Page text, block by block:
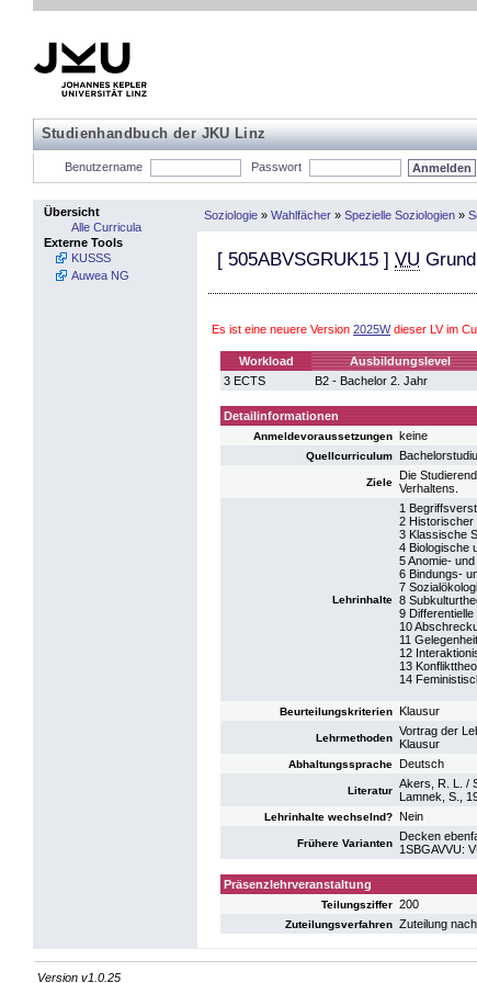
Studienhandbuch der JKU Linz
Benutzername Passwort
Übersicht
Alle Curricula
Externe Tools
KUSSS
Auwea NG
Soziologie » Wahlfächer » Spezielle Soziologien »
[ 505ABVSGRUK15 ] VU
Es ist eine neuere Version 2025Wdieser LV im
Workload Ausbildungslevel
3 ECTS
B2 - Bachelor 2. Jahr
Detailinformationen
Anmeldevoraussetzungen keine
Quellcurriculum
Ziele
Die
Verhaltens.
Lehrinhalte
1
2 Historischer
3 Klassische
4 Biologische
5 Anomie-
6 Bindungs-
7
8
9
10
11
12
13
14
Beurteilungskriterien Klausur
Lehrmethoden
Vortrag der
Klausur
Abhaltungssprache Deutsch
Literatur
Akers, R. L. /
Lamnek, S.,
Lehrinhalte wechselnd? Nein
Frühere Varianten
Decken
1SBGAVVU:
Präsenzlehrveranstaltung
Teilungsziffer 200
Zuteilungsverfahren Zuteilung
Version v1.0.25